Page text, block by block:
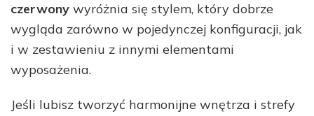
czerwony wyróżnia się stylem, który dobrze
wygląda zarówno w pojedynczej konfiguracji, jak
i w zestawieniu z innymi elementami
wyposażenia.
Jeśli lubisz tworzyć harmonijne wnętrza i strefy